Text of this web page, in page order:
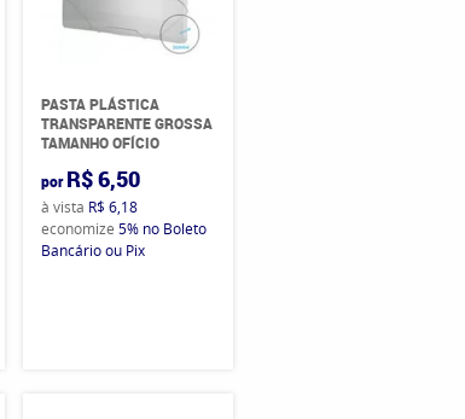
PASTA PLÁSTICA
TRANSPARENTE GROSSA
TAMANHO OFÍCIO
por R$ 6,50
à vista R$ 6,18
economize5% no Boleto
Bancário ou Pix